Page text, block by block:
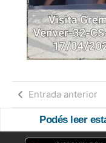
Entrada anterior
Podés leer